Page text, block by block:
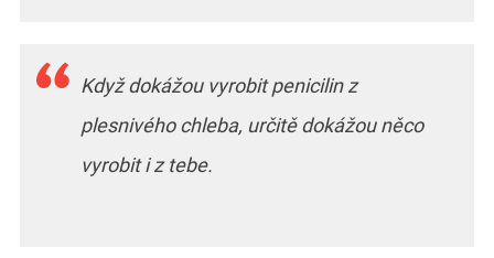
Když dokážou vyrobit penicilin z
plesnivého chleba, určitě dokážou něco
vyrobit i z tebe.